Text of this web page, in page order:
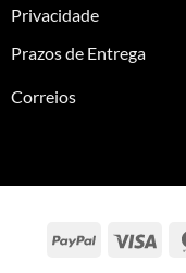
Privacidade
Prazos de Entrega
Correios
PayPal